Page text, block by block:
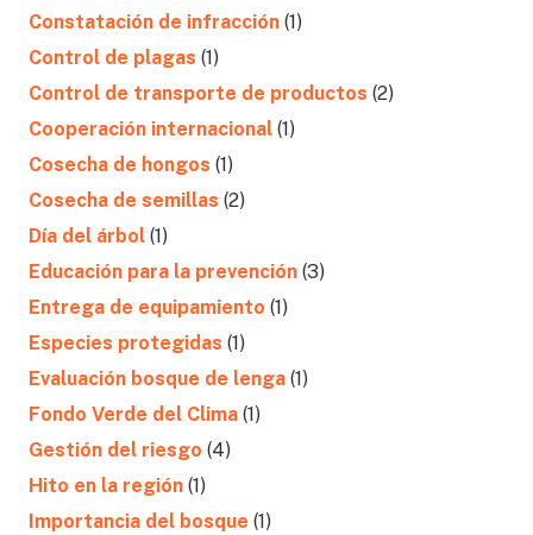
Constatación de infracción (1)
Control de plagas (1)
Control de transporte de productos (2)
Cooperación internacional (1)
Cosecha de hongos (1)
Cosecha de semillas (2)
Día del árbol (1)
Educación para la prevención (3)
Entrega de equipamiento (1)
Especies protegidas (1)
Evaluación bosque de lenga (1)
Fondo Verde del Clima (1)
Gestión del riesgo (4)
Hito en la región (1)
Importancia del bosque (1)